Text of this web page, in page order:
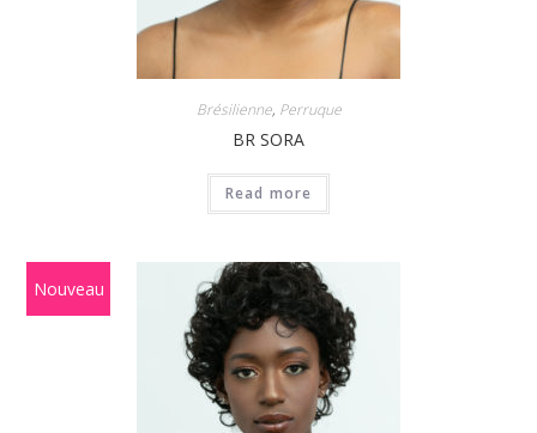
Brésilienne, Perruque
BR SORA
Read more
Nouveau